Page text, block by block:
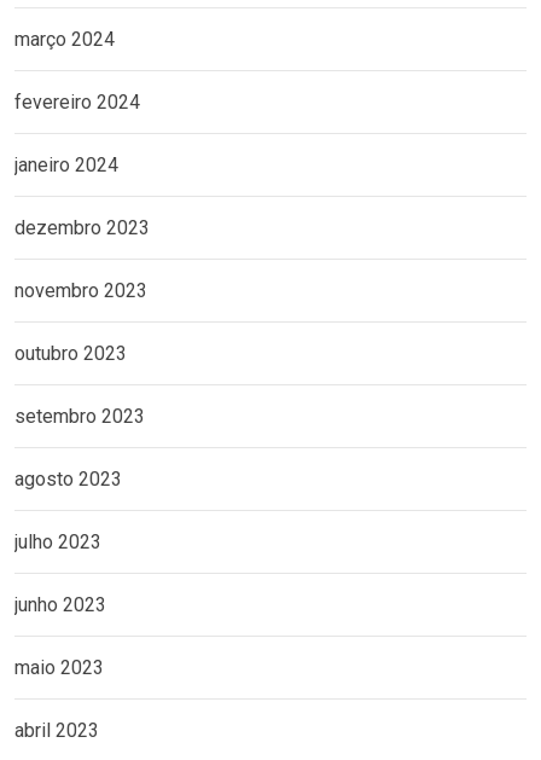
março 2024
fevereiro 2024
janeiro 2024
dezembro 2023
novembro 2023
outubro 2023
setembro 2023
agosto 2023
julho 2023
junho 2023
maio 2023
abril 2023